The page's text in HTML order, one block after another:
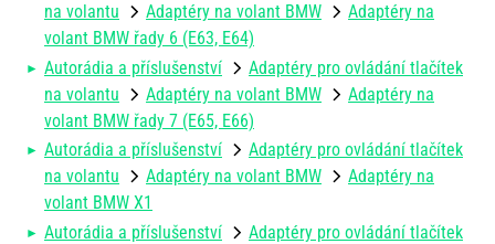
na volantu
Adaptéry na volant BMW
Adaptéry na
volant BMW řady 6 (E63, E64)
Autorádia a příslušenství
Adaptéry pro ovládání tlačítek
na volantu
Adaptéry na volant BMW
Adaptéry na
volant BMW řady 7 (E65, E66)
Autorádia a příslušenství
Adaptéry pro ovládání tlačítek
na volantu
Adaptéry na volant BMW
Adaptéry na
volant BMW X1
Autorádia a příslušenství
Adaptéry pro ovládání tlačítek